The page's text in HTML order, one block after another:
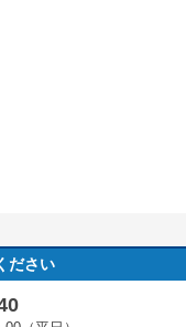
ださい